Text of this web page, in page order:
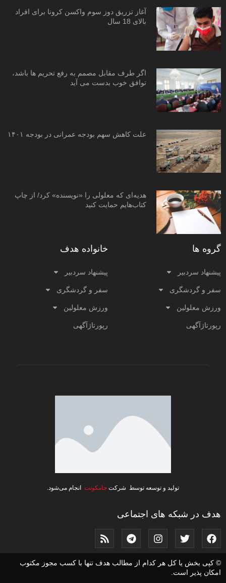
آغاز تزریق دوز سوم واکسن کرونا برای افراد
بالای 18 سال
اگر طرف مقابل مصمم به رفع تحریم ها باشد،
توافق خوب بدست می آید
علت کاهش سهم بودجه عمرانی در بودجه ۱۴۰۱
هدیه‌ای که معلولی را «نویسنده» کرد/ از چاپ
کتاب‌هایم حمایت کنید
گروه ها
پیشنهاد سردبیر
سفر و گردشگری
ورزش معلولین
رپورتاژآگهی
خانواده هدف
پیشنهاد سردبیر
سفر و گردشگری
ورزش معلولین
رپورتاژآگهی
تولید و توسعه توسط شرکت جامکونت انجام می‌شود.
هدف در شبکه های اجتماعی
© کپی بخش یا کل هر کدام از مطالب هدف تنها با کسب مجوز مکتوب
امکان پذیر است.